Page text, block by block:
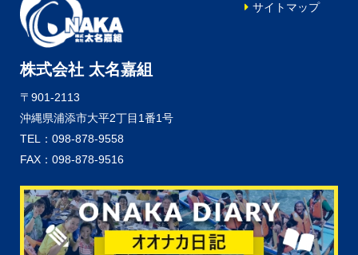
株式会社 太名嘉組
〒901-2113
沖縄県浦添市大平2丁目1番1号
TEL：098-878-9558
FAX：098-878-9516
サイトマップ